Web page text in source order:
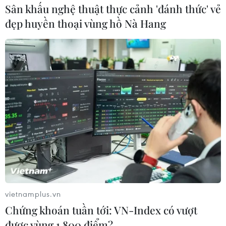
Giới đầu tư lo ngại COVID-19 làm "đóng
băng" các chuỗi cung ứng
25/02/2020 07:16
Giới đầu tư đang theo dõi sát sao để xem liệu dịch
bệnh COVID-19 có làm "đóng băng" các chuỗi cung
ứng toàn cầu và mức độ lây lan trên toàn cầu.
Sân khấu nghệ thuật thực cảnh 'đánh thức' vẻ
đẹp huyền thoại vùng hồ Nà Hang
vietnamplus.vn
Chứng khoán tuần tới: VN-Index có vượt